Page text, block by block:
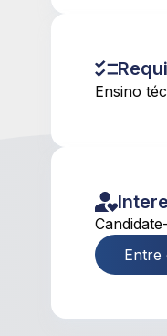
Ensino
Entre